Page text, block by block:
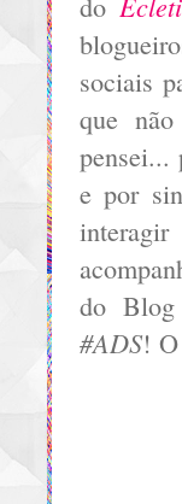
do
sociais
que
pensei...
e por
do
#ADS! O